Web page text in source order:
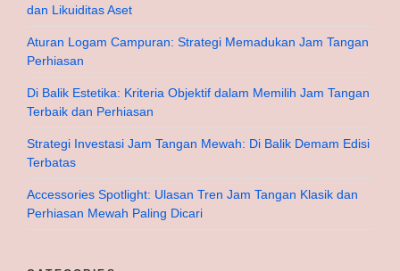
dan Likuiditas Aset
Aturan Logam Campuran: Strategi Memadukan Jam Tangan
Perhiasan
Di Balik Estetika: Kriteria Objektif dalam Memilih Jam Tangan
Terbaik dan Perhiasan
Strategi Investasi Jam Tangan Mewah: Di Balik Demam Edisi
Terbatas
Accessories Spotlight: Ulasan Tren Jam Tangan Klasik dan
Perhiasan Mewah Paling Dicari